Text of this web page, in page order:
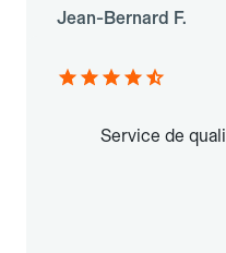
Jean-Bernard F.
Service de